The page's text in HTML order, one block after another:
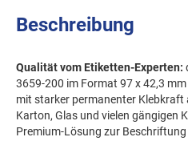
Beschreibung
Qualität vom Etiketten-Experten:
3659-200 im Format 97 x 42,3
mit starker permanenter Klebkraft
Karton, Glas und vielen gängigen
Premium-Lösung zur